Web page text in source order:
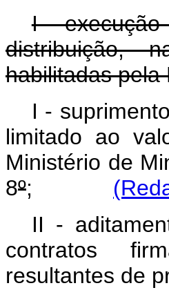
I - execução
distribuição,
habilitadas pela
I -
limitado ao
Ministério de
8º;
II -
contratos
resultantes de